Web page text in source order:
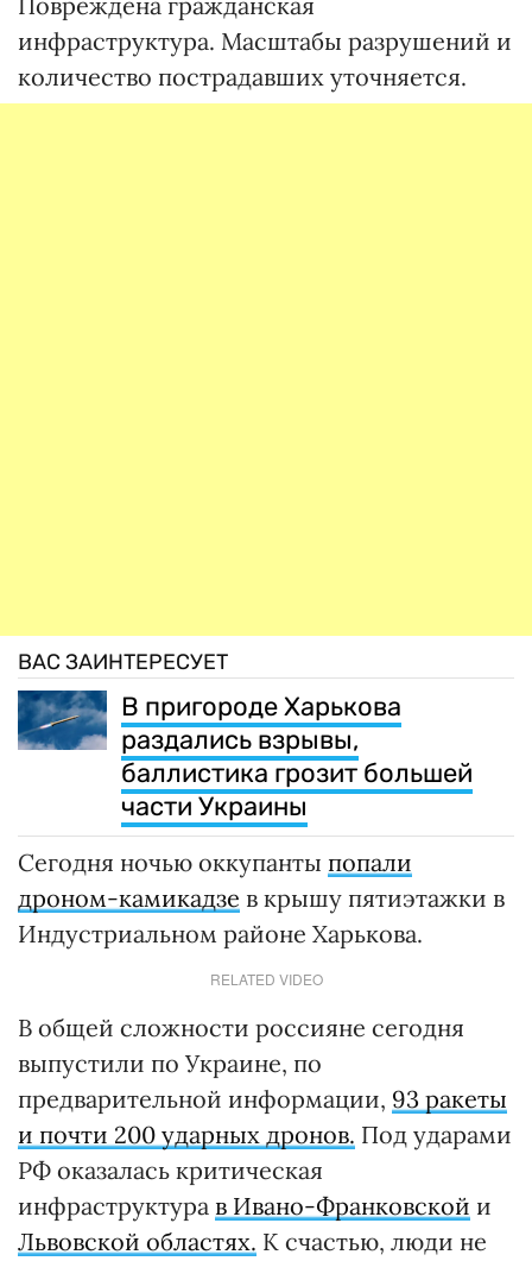
инфраструктура. Масштабы разрушений и
количество пострадавших уточняется.
ВАС ЗАИНТЕРЕСУЕТ
В пригороде Харькова
раздались взрывы,
баллистика грозит большей
части Украины
Сегодня ночью оккупанты попали
дроном-камикадзе в крышу пятиэтажки в
Индустриальном районе Харькова.
RELATED VIDEO
В общей сложности россияне сегодня
выпустили по Украине, по
предварительной информации, 93 ракеты
и почти 200 ударных дронов. Под ударами
РФ оказалась критическая
инфраструктура в Ивано-Франковской и
Львовской областях. К счастью, люди не